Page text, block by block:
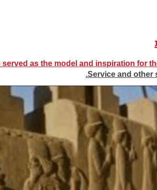
as the model and inspiration for
Service and other